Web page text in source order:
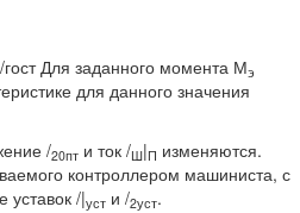
Для заданного момента Мэ
для данного значения
/20пт и ток /Ш|П изменяются.
контроллером машиниста, с
/|уст и /2уст.